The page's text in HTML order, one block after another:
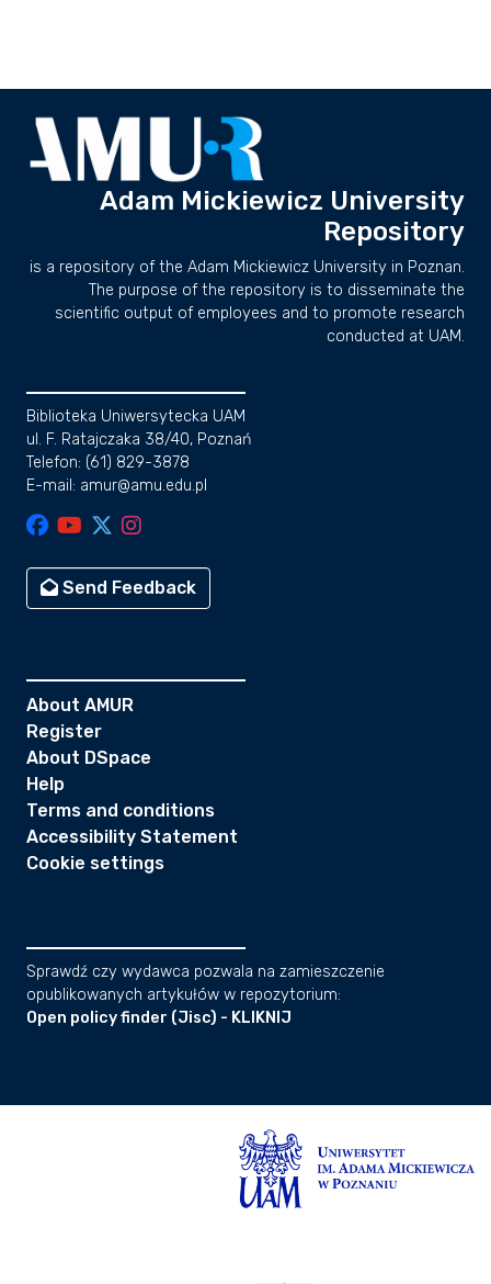
Adam Mickiewicz University
Repository
is a repository of the Adam Mickiewicz University in Poznan.
The purpose of the repository is to disseminate the
scientific output of employees and to promote research
conducted at UAM.
Biblioteka Uniwersytecka UAM
ul. F. Ratajczaka 38/40, Poznań
Telefon: (61) 829-3878
E-mail: amur@amu.edu.pl
Send Feedback
About AMUR
Register
About DSpace
Help
Terms and conditions
Accessibility Statement
Cookie settings
Sprawdź czy wydawca pozwala na zamieszczenie
opublikowanych artykułów w repozytorium:
Open policy finder (Jisc) - KLIKNIJ